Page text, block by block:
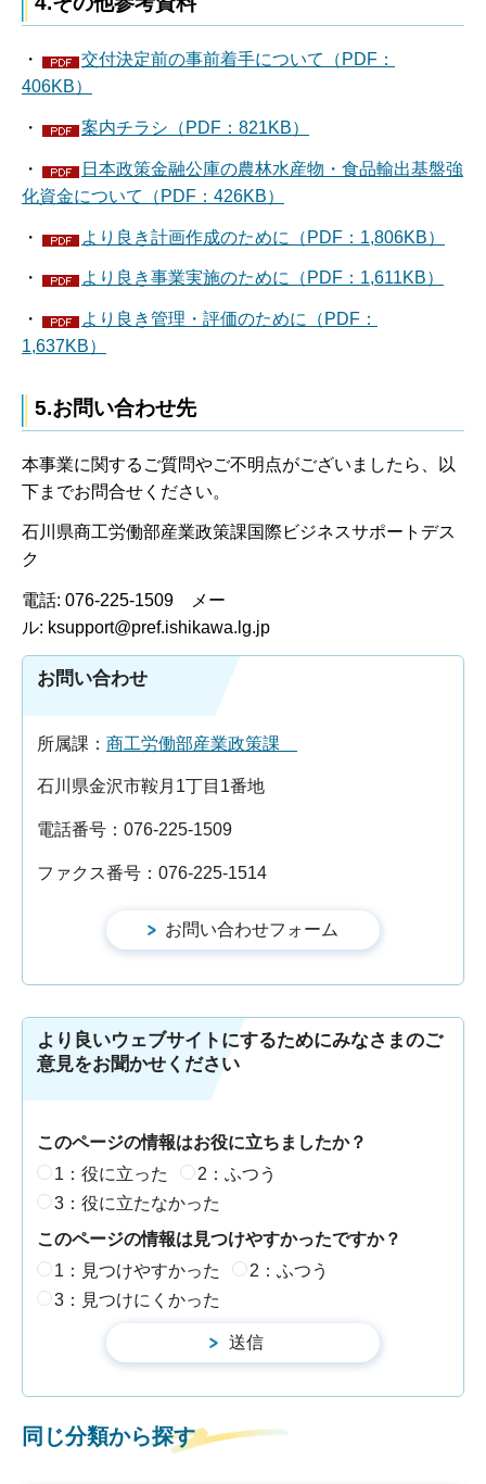
・
交付決定前の事前着手について（PDF：
406KB）
・ 案内チラシ（PDF：821KB）
・
日本政策金融公庫の農林水産物・食品輸出基盤強
化資金について（PDF：426KB）
・ より良き計画作成のために（PDF：1,806KB）
・ より良き事業実施のために（PDF：1,611KB）
・
より良き管理・評価のために（PDF：
1,637KB）
5.お問い合わせ先
本事業に関するご質問やご不明点がございましたら、以
下までお問合せください。
石川県商工労働部産業政策課国際ビジネスサポートデス
ク
電話: 076-225-1509 メー
ル: ksupport@pref.ishikawa.lg.jp
お問い合わせ
所属課： 商工労働部産業政策課
石川県金沢市鞍月1丁目1番地
電話番号：076-225-1509
ファクス番号：076-225-1514
より良いウェブサイトにするためにみなさまのご
意見をお聞かせください
このページの情報はお役に立ちましたか？
1：役に立った
2：ふつう
3：役に立たなかった
このページの情報は見つけやすかったですか？
1：見つけやすかった
2：ふつう
3：見つけにくかった
同じ分類から探す